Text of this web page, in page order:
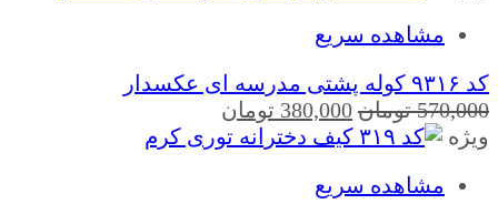
بود.
مشاهده سریع
کد ۹۳۱۶ کوله پشتی مدرسه ای عکسدار
570,000 تومان قیمت
اصلی
بود.
380,000 تومان
فعلی
ویژه
مشاهده سریع